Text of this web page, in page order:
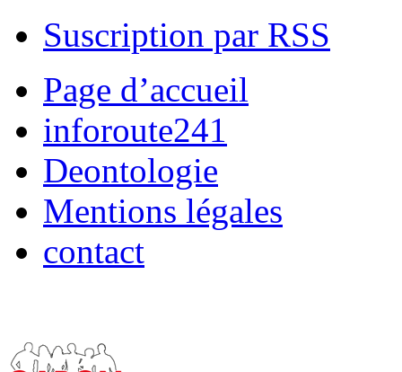
Suscription par RSS
Page d’accueil
inforoute241
Deontologie
Mentions légales
contact